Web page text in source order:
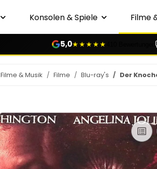
Konsolen & Spiele Filme
5,0★★★★★
Filme & Musik Filme Blu-ray's Der